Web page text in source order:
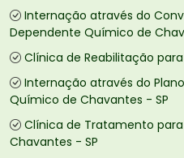
Internação através do
Dependente Químico de
Clínica de Reabilitação
Internação através do
Químico de Chavantes - SP
Clínica de Tratamento
Chavantes - SP